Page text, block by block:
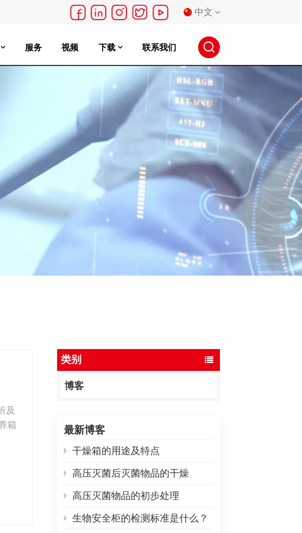
中文
English
français
русский
español
português
日本語
服务 视频 下载 联系我们
类别
博客
最新博客
干燥箱的用途及特点
高压灭菌后灭菌物品的干燥
高压灭菌物品的初步处理
生物安全柜的检测标准是什么？
及
箱